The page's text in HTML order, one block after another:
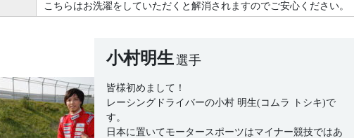
こちらはお洗濯をしていただくと解消されますのでご安心ください。
小村明生 選手
皆様初めまして！
レーシングドライバーの小村 明生(コムラ トシキ)で
す。
日本に置いてモータースポーツはマイナー競技ではあ